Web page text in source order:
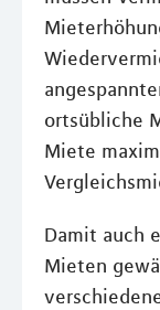
ortsübliche
Miete
Damit auch
Mieten